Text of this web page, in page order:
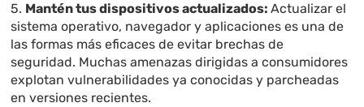
5. Mantén tus dispositivos actualizados:Actualizar el
sistema operativo, navegador y aplicaciones es una de
las formas más eficaces de evitar brechas de
seguridad. Muchas amenazas dirigidas a consumidores
explotan vulnerabilidades ya conocidas y parcheadas
en versiones recientes.